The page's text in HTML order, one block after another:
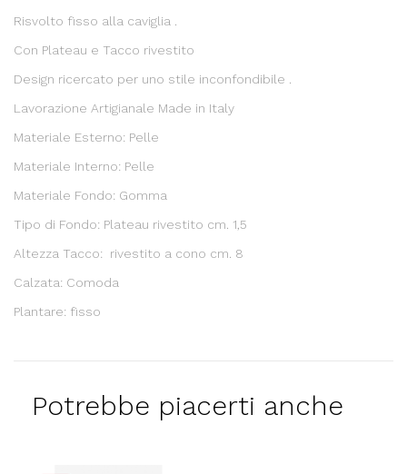
Risvolto fisso alla caviglia .
Con Plateau e Tacco rivestito
Design ricercato per uno stile inconfondibile .
Lavorazione Artigianale Made in Italy
Materiale Esterno: Pelle
Materiale Interno: Pelle
Materiale Fondo: Gomma
Tipo di Fondo: Plateau rivestito cm. 1,5
Altezza Tacco: rivestito a cono cm. 8
Calzata: Comoda
Plantare: fisso
Potrebbe piacerti anche